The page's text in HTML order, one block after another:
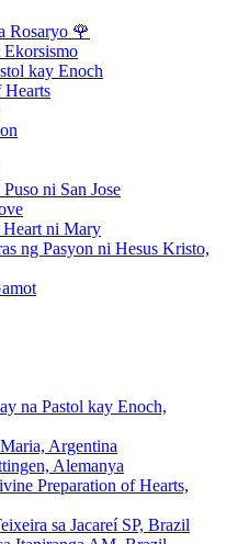
Rosaryo 🌹
Ekorsismo
kay Enoch
Hearts
ni San Jose
ni Mary
ng Pasyon ni Hesus Kristo,
na Pastol kay Enoch,
Argentina
Alemanya
Preparation of Hearts,
sa Jacareí SP, Brazil